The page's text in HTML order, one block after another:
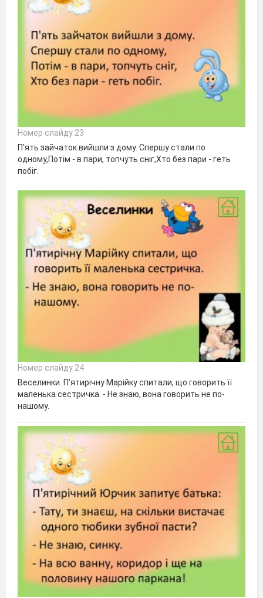
Номер слайду 23
П'ять зайчаток вийшли з дому. Спершу стали по
одному,Потiм - в пари, топчуть снiг,Хто без пари - геть
побiг.
Номер слайду 24
Веселинки. П'ятирічну Марійку спитали, що говорить її
маленька сестричка. - Не знаю, вона говорить не по-
нашому.